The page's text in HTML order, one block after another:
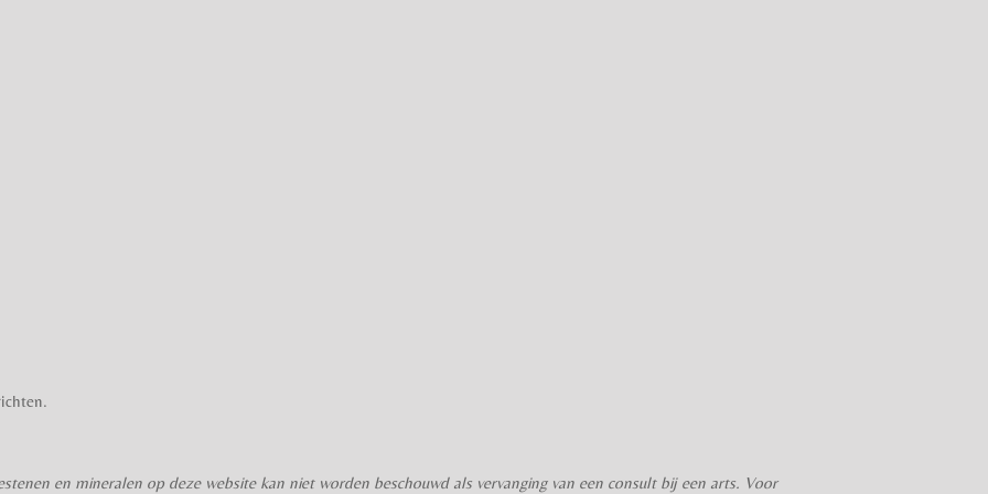
en mineralen op deze website kan niet worden beschouwd als vervanging van een consult bij een arts. Voor